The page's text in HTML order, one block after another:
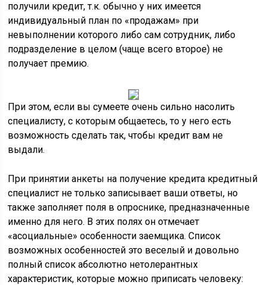
получили кредит, т.к. обычно у них имеется
индивидуальный план по «продажам» при
невыполнении которого либо сам сотрудник, либо
подразделение в целом (чаще всего второе) не
получает премию.
При этом, если вы сумеете очень сильно насолить
специалисту, с которым общаетесь, то у него есть
возможность сделать так, чтобы кредит вам не
выдали.
При принятии анкеты на получение кредита кредитный
специалист не только записывает ваши ответы, но
также заполняет поля в опроснике, предназначенные
именно для него. В этих полях он отмечает
«асоциальные» особенности заемщика. Список
возможных особенностей это веселый и довольно
полный список абсолютно нетолерантных
характеристик, которые можно приписать человеку: